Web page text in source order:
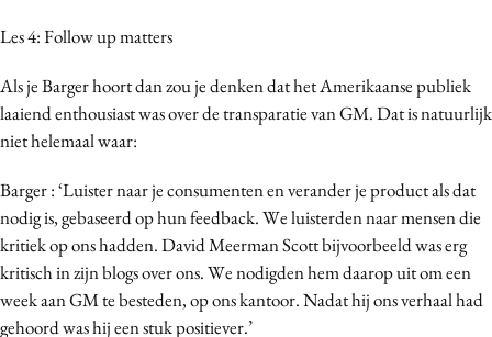
Les 4: Follow up matters
Als je Barger hoort dan zou je denken dat het Amerikaanse publiek
laaiend enthousiast was over de transparatie van GM. Dat is natuurlijk
niet helemaal waar:
Barger : ‘Luister naar je consumenten en verander je product als dat
nodig is, gebaseerd op hun feedback. We luisterden naar mensen die
kritiek op ons hadden. David Meerman Scott bijvoorbeeld was erg
kritisch in zijn blogs over ons. We nodigden hem daarop uit om een
week aan GM te besteden, op ons kantoor. Nadat hij ons verhaal had
gehoord was hij een stuk positiever.’